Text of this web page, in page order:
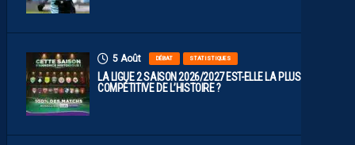
5 Août DÉBAT STATISTIQUES
LA LIGUE 2 SAISON 2026/2027 EST-ELLE LA PLUS
COMPÉTITIVE DE L’HISTOIRE ?